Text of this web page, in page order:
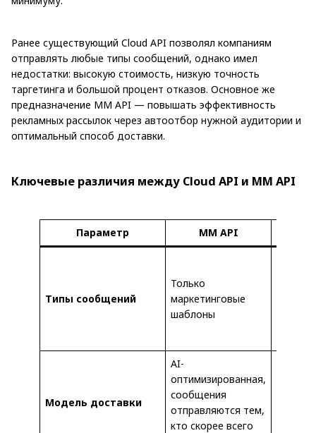
Ранее существующий Cloud API позволял компаниям
отправлять любые типы сообщений, однако имел
недостатки: высокую стоимость, низкую точность
таргетинга и большой процент отказов. Основное же
предназначение MM API — повышать эффективность
рекламных рассылок через автоотбор нужной аудитории и
оптимальный способ доставки.
Ключевые различия между Cloud API и MM API
Параметр MM API
Типы сообщений
Только
маркетинговые
шаблоны
Модель доставки
AI-
оптимизированная,
сообщения
отправляются тем,
кто скорее всего